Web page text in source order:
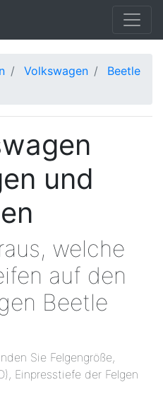
Volkswagen
Beetle
und
welche
auf den
Beetle
Sie Felgengröße,
Einpresstiefe der Felgen